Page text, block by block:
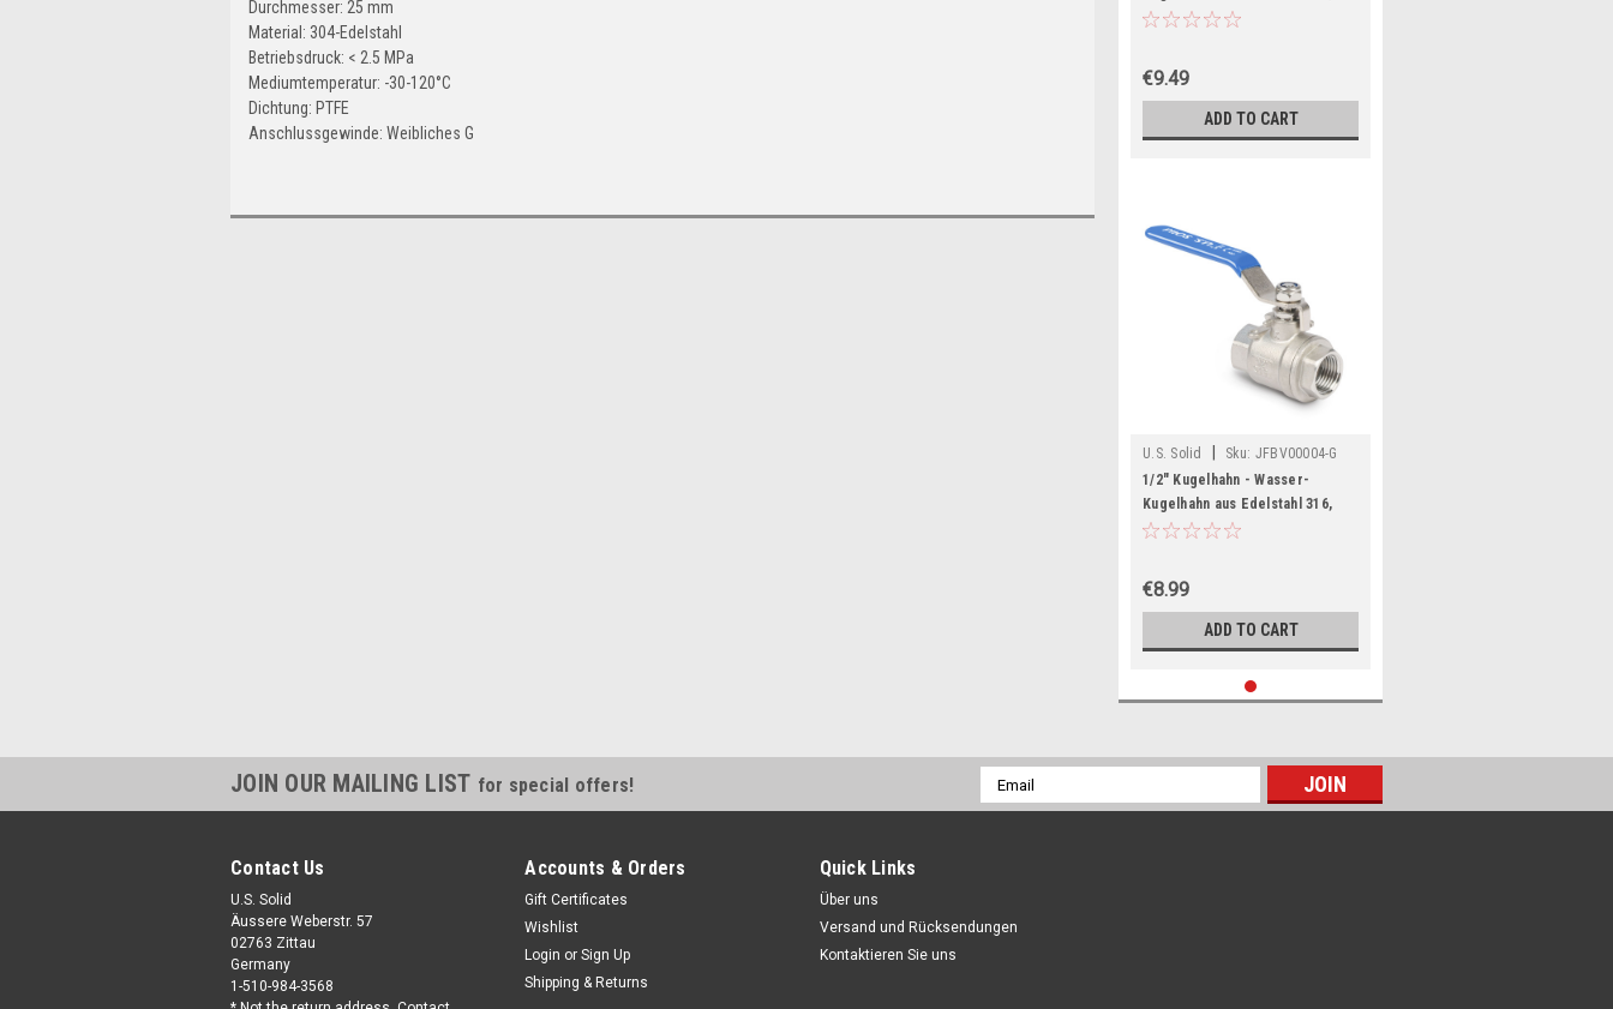
Durchmesser: 25 mm
Material: 304-Edelstahl
Betriebsdruck: < 2.5 MPa
Mediumtemperatur: -30-120°C
Dichtung: PTFE
Anschlussgewinde: Weibliches G
Innengewinde, voller Durchgang,
€9.49
ADD TO CART
U.S. Solid Sku: JFBV00004-G
1/2" Kugelhahn - Wasser-
Kugelhahn aus Edelstahl 316,
Innengewinde, voller Durchgang,
€8.99
ADD TO CART
JOIN OUR MAILING LIST for special offers!
Email
Address
Contact Us
U.S. Solid
Äussere Weberstr. 57
02763 Zittau
Germany
1-510-984-3568
Accounts & Orders
Gift Certificates
Wishlist
Login or Sign Up
Shipping & Returns
Quick Links
Über uns
Versand und Rücksendungen
Kontaktieren Sie uns